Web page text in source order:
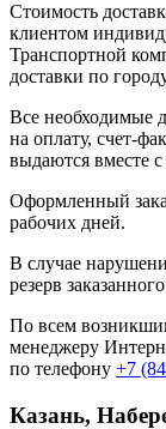
Стоимость
клиентом
Транспортной
доставки по
Все необходимые
на оплату, счет-
выдаются вместе
Оформленный
рабочих дней.
В случае
резерв
По всем
менеджеру
по телефону +7
Казань,